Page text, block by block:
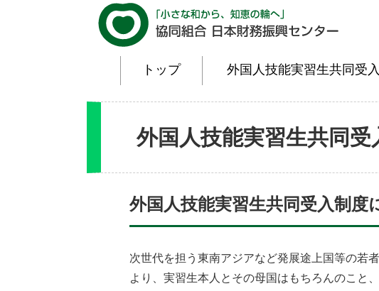
トップ 外国人技能実習生共同受
外国人技能実習生共同受
外国人技能実習生共同受入制度
次世代を担う東南アジアなど発展途上国等の若
より、実習生本人とその母国はもちろんのこと